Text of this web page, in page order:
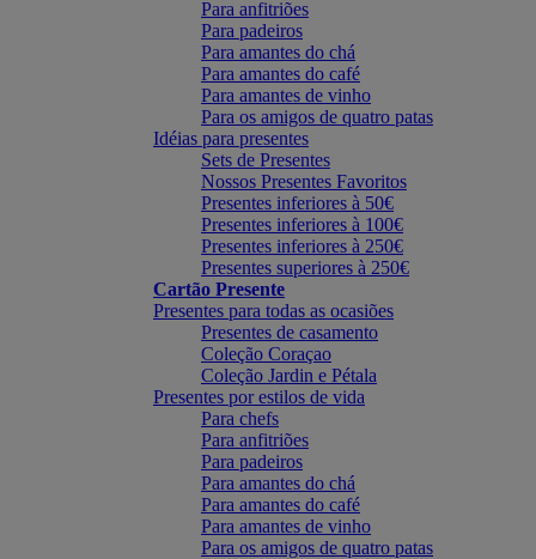
Para anfitriões
Para padeiros
Para amantes do chá
Para amantes do café
Para amantes de vinho
Para os amigos de quatro patas
Idéias para presentes
Sets de Presentes
Nossos Presentes Favoritos
Presentes inferiores à 50€
Presentes inferiores à 100€
Presentes inferiores à 250€
Presentes superiores à 250€
Cartão Presente
Presentes para todas as ocasiões
Presentes de casamento
Coleção Coraçao
Coleção Jardin e Pétala
Presentes por estilos de vida
Para chefs
Para anfitriões
Para padeiros
Para amantes do chá
Para amantes do café
Para amantes de vinho
Para os amigos de quatro patas